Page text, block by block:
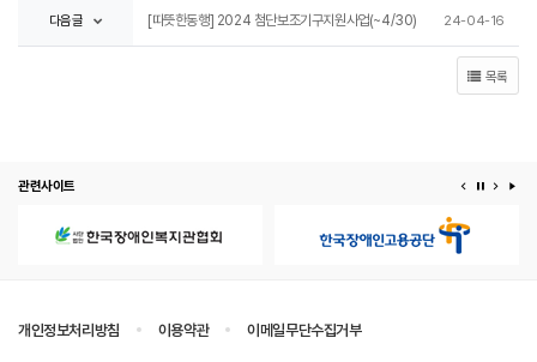
다음글 [따뜻한동행] 2024 첨단보조기구지원사업(~4/30) 24-04-16
목록
관련사이트 이전 배너
배너 정지
다음
개인정보처리방침 이용약관 이메일무단수집거부